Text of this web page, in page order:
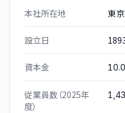
本社所在地 東
設立日
資本金
従業員数（2025年
度）